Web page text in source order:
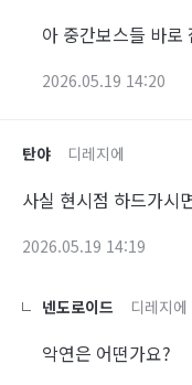
아 중간보스들 바로
2026.05.19 14:20
탄야 디레지에
사실 현시점 하드가시
2026.05.19 14:19
넨도로이드 디레지에
악연은 어떤가요?